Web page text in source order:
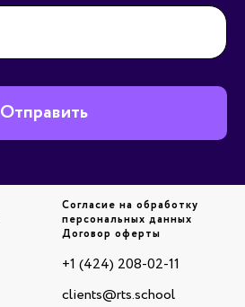
Отправить
Согласие на обработку
персональных данных
Договор оферты
+1 (424) 208-02-11
clients@rts.school